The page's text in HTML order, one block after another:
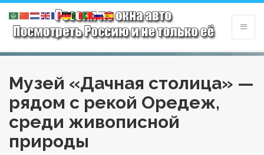
Музей «Дачная столица» —
рядом с рекой Оредеж,
среди живописной
природы